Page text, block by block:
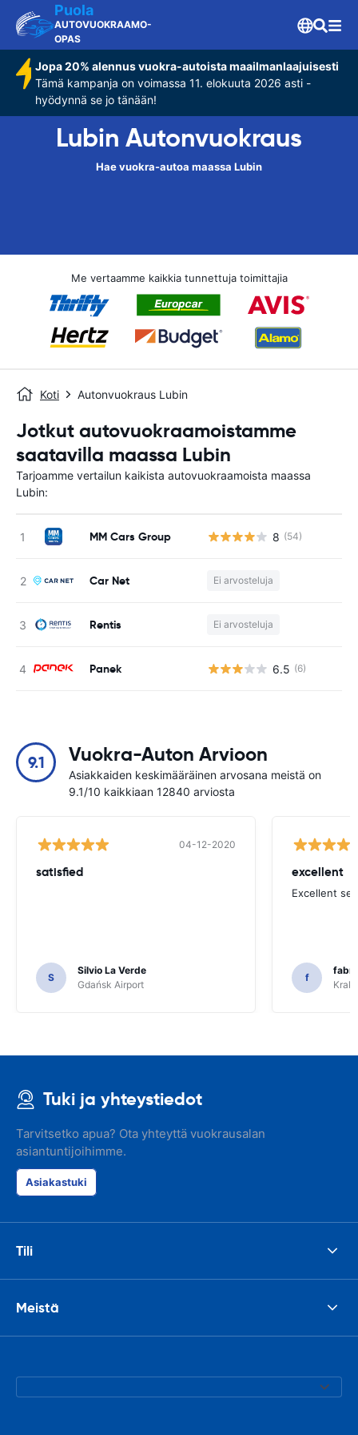
Puola
AUTOVUOKRAAMO-
OPAS
Jopa 20% alennus vuokra-autoista maailmanlaajuisesti
Tämä kampanja on voimassa 11. elokuuta 2026 asti -
hyödynnä se jo tänään!
Lubin Autonvuokraus
Hae vuokra-autoa maassa Lubin
Me vertaamme kaikkia tunnettuja toimittajia
Koti Autonvuokraus Lubin
Jotkut autovuokraamoistamme
saatavilla maassa Lubin
Tarjoamme vertailun kaikista autovuokraamoista maassa
Lubin:
MM Cars Group 8 (54)
Car Net Ei arvosteluja
Rentis Ei arvosteluja
Panek 6.5 (6)
9.1 Vuokra-Auton Arvioon
Asiakkaiden keskimääräinen arvosana meistä on
9.1/10 kaikkiaan 12840 arviosta
04-12-2020
satisfied
S
Silvio La Verde
Gdańsk Airport
excellent
Excellent
f
Tuki ja yhteystiedot
Tarvitsetko apua? Ota yhteyttä vuokrausalan
asiantuntijoihimme.
Asiakastuki
Tili
Meistä